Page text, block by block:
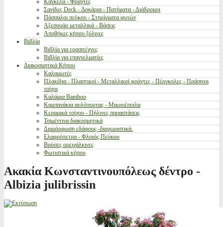
Κάγκελα - Φράχτες
Σανίδες Deck - Δοκάρια - Πατήματα - Διάδρομοι
Πάσσαλοι πεύκου - Στηρίγματα φυτών
Αξεσουάρ μεταλλικά - Βάσεις
Αποθήκες κήπου ξύλινες
Βιβλία
Βιβλία για ερασιτέχνες
Βιβλία για επαγγελματίες
Διακοσμητικά Κήπου
Καλαμωτές
Πλακίδια - Πλαστικοί - Μεταλλικοί φράχτες - Πέργκολες - Πράσινοι
τοίχοι
Καλάμια Bamboo
Καμπανάκια αυλόπορτας - Μικροέπιπλα
Κεραμικά τοίχου - Πήλινες παραστάσεις
Τσιμέντινα διακοσμητικά
Διαμόρφωση εδάφους -διαχωριστικά.
Ελαφρόπετρα - Φλοιός Πεύκου
Βρύσες ορειχάλκινες
Φωτιστικά κήπου
Ακακία Κωνσταντινουπόλεως δέντρο -
Albizia julibrissin